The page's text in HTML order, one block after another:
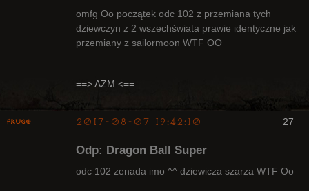
omfg Oo początek odc 102 z przemiana tych
dziewczyn z 2 wszechświata prawie identyczne jak
przemiany z sailormoon WTF OO
==> AZM <==
27
Frugo 2017-08-07 19:42:10
Odp: Dragon Ball Super
odc 102 zenada imo ^^ dziewicza szarza WTF Oo